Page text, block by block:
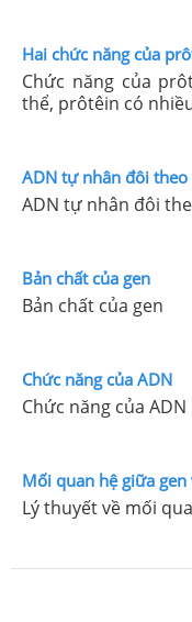
Hai chức năng của
Chức năng của
thể, prôtêin có
ADN tự nhân đôi
ADN tự nhân đôi
Bản chất của gen
Bản chất của gen
Chức năng của ADN
Chức năng của ADN
Mối quan hệ giữa
Lý thuyết về mối